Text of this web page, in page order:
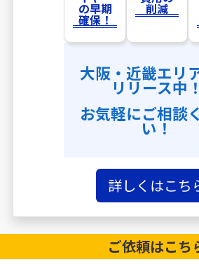
の早期
確保！
削減
大阪・近畿エリ
リリース中！
お気軽にご相談
い！
詳しくはこち
ご依頼はこち